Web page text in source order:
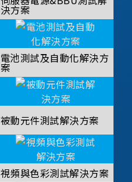
決方案
電池測試及自動化解決方
案
被動元件測試解決方案
視頻與色彩測試解決方案